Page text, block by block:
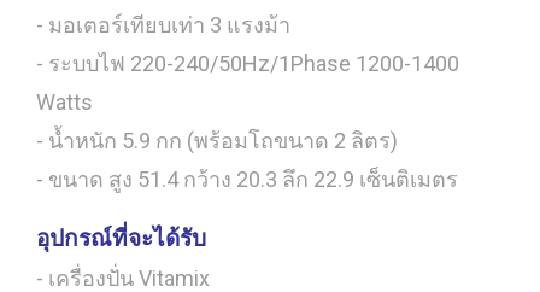
- มอเตอร์เทียบเท่า 3 แรงม้า
- ระบบไฟ 220-240/50Hz/1Phase 1200-1400
Watts
- น้ำหนัก 5.9 กก (พร้อมโถขนาด 2 ลิตร)
- ขนาด สูง 51.4 กว้าง 20.3 ลึก 22.9 เซ็นติเมตร
อุปกรณ์ที่จะได้รับ
- เครื่องปั่น Vitamix